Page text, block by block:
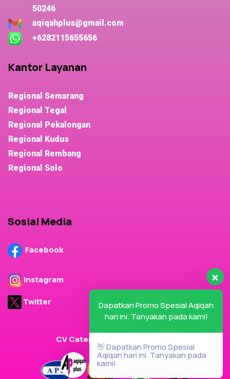
50246
aqiqahplus@gmail.com
+6282115655656
Kantor Layanan
Regional Semarang
Regional Tegal
Regional Pekalongan
Regional Kudus
Regional Rembang
Regional Solo
Sosial Media
Facebook
Instagram
Twitter
CV Cater Plus Terdaftar Dalam
Dapatkan Promo Spesial Aqiqah
hari ini. Tanyakan pada kami!
👋 Dapatkan Promo Spesial
Aqiqah hari ini. Tanyakan pada
kami!